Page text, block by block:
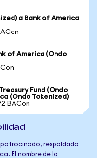
a Bank of America
of America (Ondo
Fund (Ondo
(Ondo Tokenized)
BACon
patrocinado, respaldado
El nombre de la